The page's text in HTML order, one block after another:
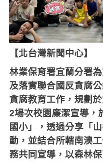
【北台灣新聞中心】
林業保育署宜蘭分署
及落實聯合國反貪腐
貪腐教育工作，規劃
2場次校園廉潔宣導，
國小」，透過分享「
動，並結合所轄南澳
務共同宣導，以森林